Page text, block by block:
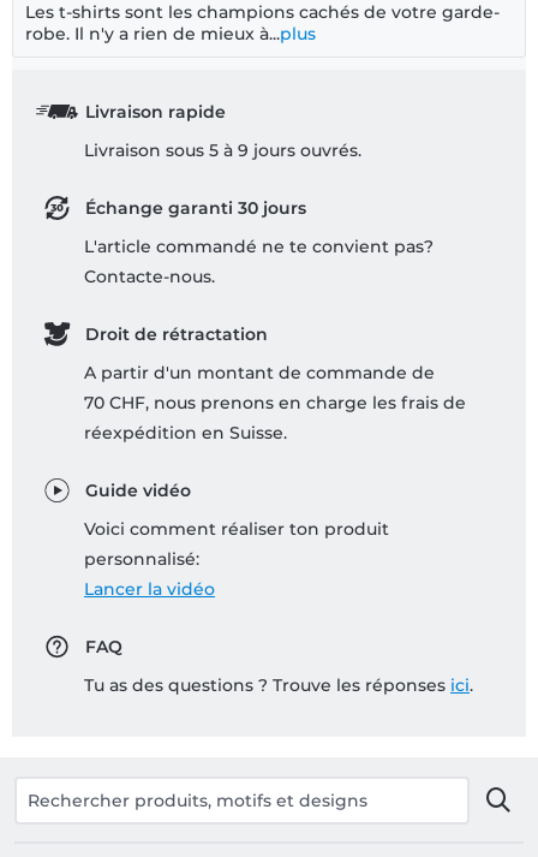
Les t-shirts sont les champions cachés de votre garde-
robe. Il n'y a rien de mieux à...plus
Livraison rapide
Livraison sous 5 à 9 jours ouvrés.
Échange garanti 30 jours
L'article commandé ne te convient pas?
Contacte-nous.
Droit de rétractation
A partir d'un montant de commande de
70 CHF, nous prenons en charge les frais de
réexpédition en Suisse.
Guide vidéo
Voici comment réaliser ton produit
personnalisé:
Lancer la vidéo
FAQ
Tu as des questions ? Trouve les réponses ici.